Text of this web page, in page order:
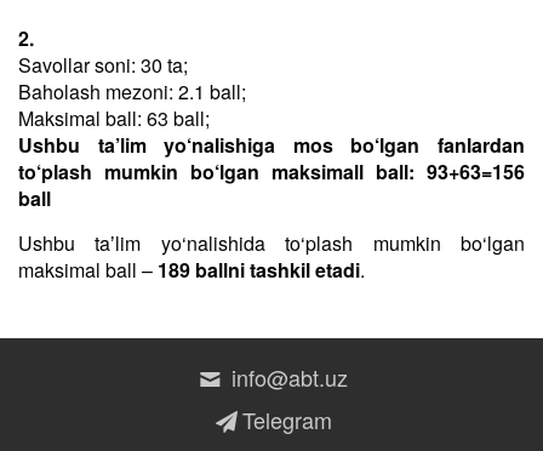
2.
Savollar soni: 30 ta;
Baholash mezoni: 2.1 ball;
Maksimal ball: 63 ball;
Ushbu ta’lim yo‘nalishiga mos bo‘lgan fanlardan
to‘plash mumkin bo‘lgan maksimall ball: 93+63=156
ball
Ushbu taʼlim yo‘nalishida to‘plash mumkin bo‘lgan
maksimal ball – 189 ballni tashkil etadi.
info@abt.uz
Telegram